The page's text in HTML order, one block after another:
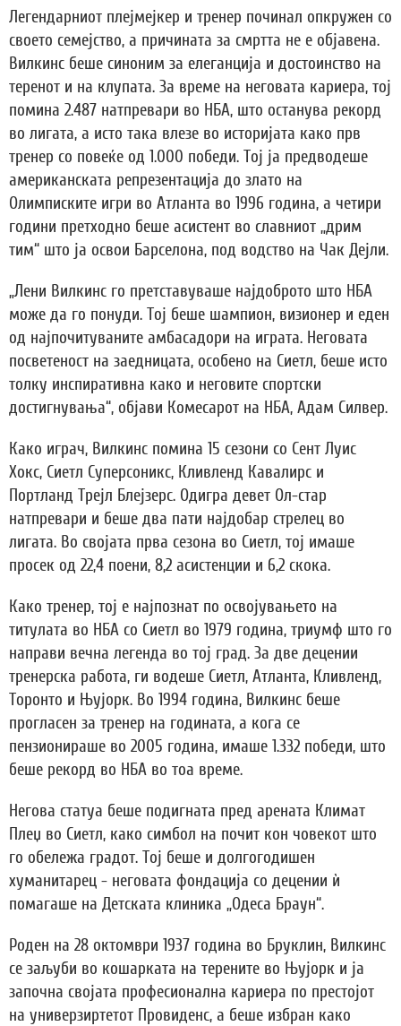
Легендарниот плејмејкер и тренер починал опкружен со
своето семејство, а причината за смртта не е објавена.
Вилкинс беше синоним за елеганција и достоинство на
теренот и на клупата. За време на неговата кариера, тој
помина 2.487 натпревари во НБА, што останува рекорд
во лигата, а исто така влезе во историјата како прв
тренер со повеќе од 1.000 победи. Тој ја предводеше
американската репрезентација до злато на
Олимписките игри во Атланта во 1996 година, а четири
години претходно беше асистент во славниот „дрим
тим“ што ја освои Барселона, под водство на Чак Дејли.
„Лени Вилкинс го претставуваше најдоброто што НБА
може да го понуди. Тој беше шампион, визионер и еден
од најпочитуваните амбасадори на играта. Неговата
посветеност на заедницата, особено на Сиетл, беше исто
толку инспиративна како и неговите спортски
достигнувања“, објави Комесарот на НБА, Адам Силвер.
Како играч, Вилкинс помина 15 сезони со Сент Луис
Хокс, Сиетл Суперсоникс, Кливленд Кавалирс и
Портланд Трејл Блејзерс. Одигра девет Ол-стар
натпревари и беше два пати најдобар стрелец во
лигата. Во својата прва сезона во Сиетл, тој имаше
просек од 22,4 поени, 8,2 асистенции и 6,2 скока.
Како тренер, тој е најпознат по освојувањето на
титулата во НБА со Сиетл во 1979 година, триумф што го
направи вечна легенда во тој град. За две децении
тренерска работа, ги водеше Сиетл, Атланта, Кливленд,
Торонто и Њујорк. Во 1994 година, Вилкинс беше
прогласен за тренер на годината, а кога се
пензионираше во 2005 година, имаше 1.332 победи, што
беше рекорд во НБА во тоа време.
Негова статуа беше подигната пред арената Климат
Плеџ во Сиетл, како симбол на почит кон човекот што
го обележа градот. Тој беше и долгогодишен
хуманитарец - неговата фондација со децении ѝ
помагаше на Детската клиника „Одеса Браун“.
Роден на 28 октомври 1937 година во Бруклин, Вилкинс
се заљуби во кошарката на терените во Њујорк и ја
започна својата професионална кариера по престојот
на универзиртетот Провиденс, а беше избран како